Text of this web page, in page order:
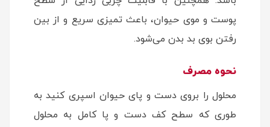
پوست و موی حیوان، باعث تمیزی سریع و از بین
رفتن بوی بد بدن می شود.
نحوه مصرف
محلول را بروی دست و پای حیوان اسپری کنید به
طوری که سطح کف دست و پا کامل به محلول